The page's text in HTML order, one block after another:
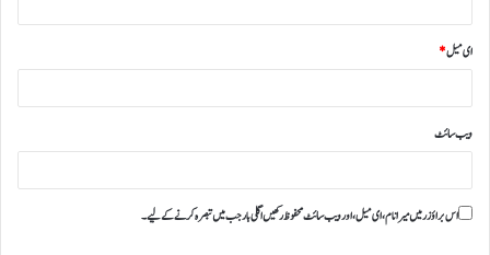
ای میل*
ویب‌ سائٹ
اس براؤزر میں میرا نام، ای میل، اور ویب سائٹ محفوظ رکھیں اگلی بار جب میں تبصرہ کرنے کےلیے۔